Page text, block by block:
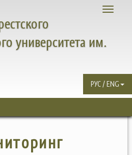
Toggle
университета им.
РУС / ENG